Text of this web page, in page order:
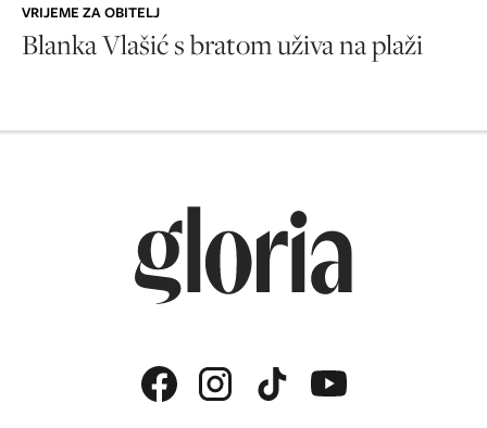
VRIJEME ZA OBITELJ
Blanka Vlašić s bratom uživa na plaži